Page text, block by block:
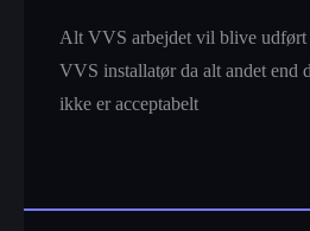
Alt VVS arbejdet vil blive udført
VVS installatør da alt andet end
ikke er acceptabelt